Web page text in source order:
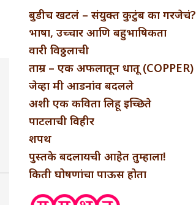
बुडीच खटलं – संयुक्त कुटुंब का गरजेचं?
भाषा, उच्चार आणि बहुभाषिकता
वारी विठ्ठलाची
ताम्र – एक अफलातून धातू (COPPER)
जेव्हा मी आडनांव बदलले
अशी एक कविता लिहू इच्छिते
पाटलाची विहीर
शपथ
पुस्तके बदलायची आहेत तुम्हाला!
किती घोषणांचा पाऊस होता